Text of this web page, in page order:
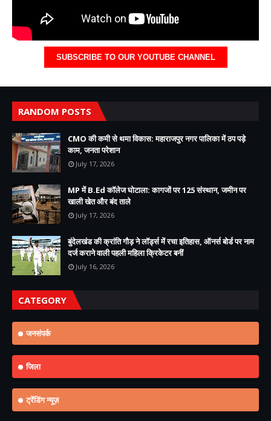
SUBSCRIBE TO OUR YOUTUBE CHANNEL
RANDOM POSTS
CMO की कमी से थमा विकास: महाराजपुर नगर पालिका में ठप पड़े
काम, जनता परेशान
July 17, 2026
MP में B.Ed कॉलेज घोटाला: कागजों पर 125 संस्थान, जमीन पर
खाली खेत और बंद ताले
July 17, 2026
बुंदेलखंड की क्रांति गौड़ ने लॉर्ड्स में रचा इतिहास, ऑनर्स बोर्ड पर नाम
दर्ज कराने वाली पहली महिला क्रिकेटर बनीं
July 16, 2026
CATEGORY
जनसंपर्क
जिला
ट्रेंडिंग न्यूज़